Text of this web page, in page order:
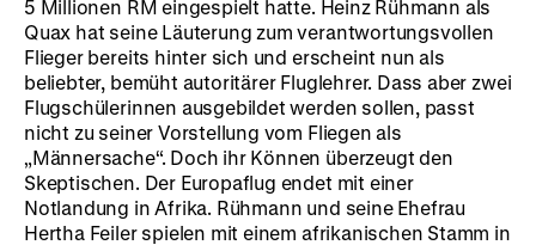
5 Millionen RM eingespielt hatte. Heinz Rühmann als
Quax hat seine Läuterung zum verantwortungsvollen
Flieger bereits hinter sich und erscheint nun als
beliebter, bemüht autoritärer Fluglehrer. Dass aber zwei
Flugschülerinnen ausgebildet werden sollen, passt
nicht zu seiner Vorstellung vom Fliegen als
„Männersache“. Doch ihr Können überzeugt den
Skeptischen. Der Europaflug endet mit einer
Notlandung in Afrika. Rühmann und seine Ehefrau
Hertha Feiler spielen mit einem afrikanischen Stamm in